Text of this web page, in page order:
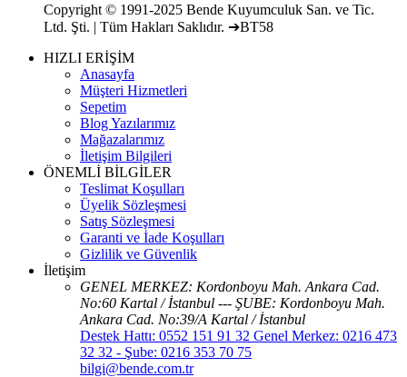
Copyright © 1991-2025 Bende Kuyumculuk San. ve Tic.
Ltd. Şti. | Tüm Hakları Saklıdır. ➔BT58
HIZLI ERİŞİM
Anasayfa
Müşteri Hizmetleri
Sepetim
Blog Yazılarımız
Mağazalarımız
İletişim Bilgileri
ÖNEMLİ BİLGİLER
Teslimat Koşulları
Üyelik Sözleşmesi
Satış Sözleşmesi
Garanti ve İade Koşulları
Gizlilik ve Güvenlik
İletişim
GENEL MERKEZ: Kordonboyu Mah. Ankara Cad.
No:60 Kartal / İstanbul --- ŞUBE: Kordonboyu Mah.
Ankara Cad. No:39/A Kartal / İstanbul
Destek Hattı: 0552 151 91 32 Genel Merkez: 0216 473
32 32 - Şube: 0216 353 70 75
bilgi@bende.com.tr